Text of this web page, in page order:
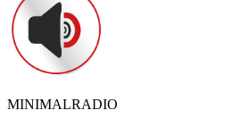
MINIMALRADIO